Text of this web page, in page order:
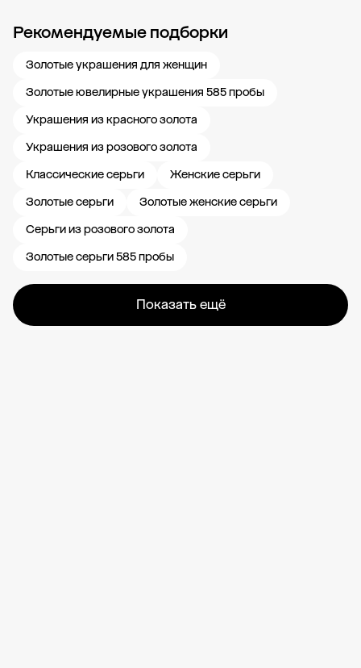
Рекомендуемые подборки
Золотые украшения для женщин
Золотые ювелирные украшения 585 пробы
Украшения из красного золота
Украшения из розового золота
Классические серьги
Женские серьги
Золотые серьги
Золотые женские серьги
Серьги из розового золота
Золотые серьги 585 пробы
Показать ещё
Новости компании Журнал ЗОЛОТОЙ Блог